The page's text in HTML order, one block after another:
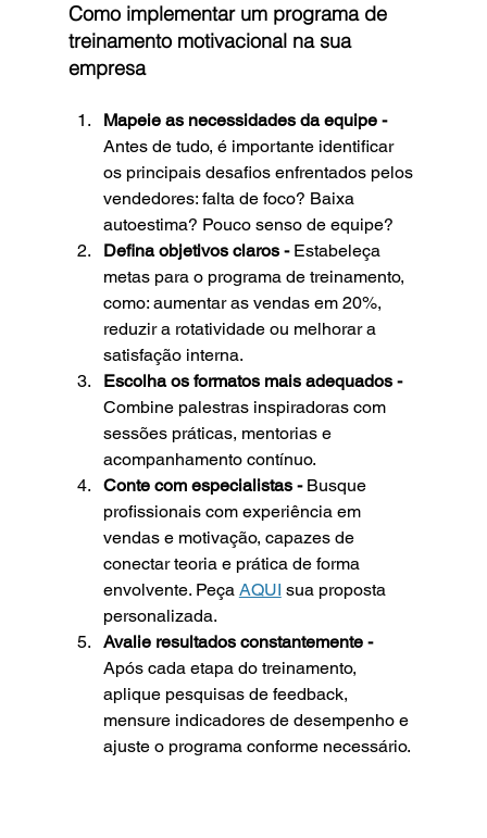
Como implementar um programa de
treinamento motivacional na sua
empresa
Mapeie as necessidades da equipe -
Antes de tudo, é importante identificar
os principais desafios enfrentados pelos
vendedores: falta de foco? Baixa
autoestima? Pouco senso de equipe?
Defina objetivos claros - Estabeleça
metas para o programa de treinamento,
como: aumentar as vendas em 20%,
reduzir a rotatividade ou melhorar a
satisfação interna.
Escolha os formatos mais adequados -
Combine palestras inspiradoras com
sessões práticas, mentorias e
acompanhamento contínuo.
Conte com especialistas - Busque
profissionais com experiência em
vendas e motivação, capazes de
conectar teoria e prática de forma
envolvente. Peça AQUI sua proposta
personalizada.
Avalie resultados constantemente -
Após cada etapa do treinamento,
aplique pesquisas de feedback,
mensure indicadores de desempenho e
ajuste o programa conforme necessário.